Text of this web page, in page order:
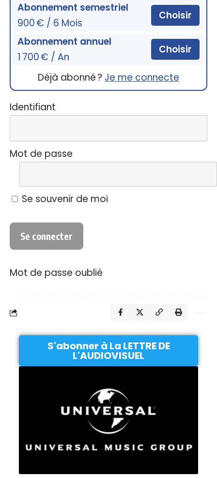
Abonnement semestriel
900 € / 6 Mois
Choisir
Abonnement annuel
1 700 € / An
Choisir
Déjà abonné ? Je me connecte
Identifiant
Mot de passe
Se souvenir de moi
Mot de passe oublié
S'abonner à La LETTRE DE
L'AUDIOVISUEL